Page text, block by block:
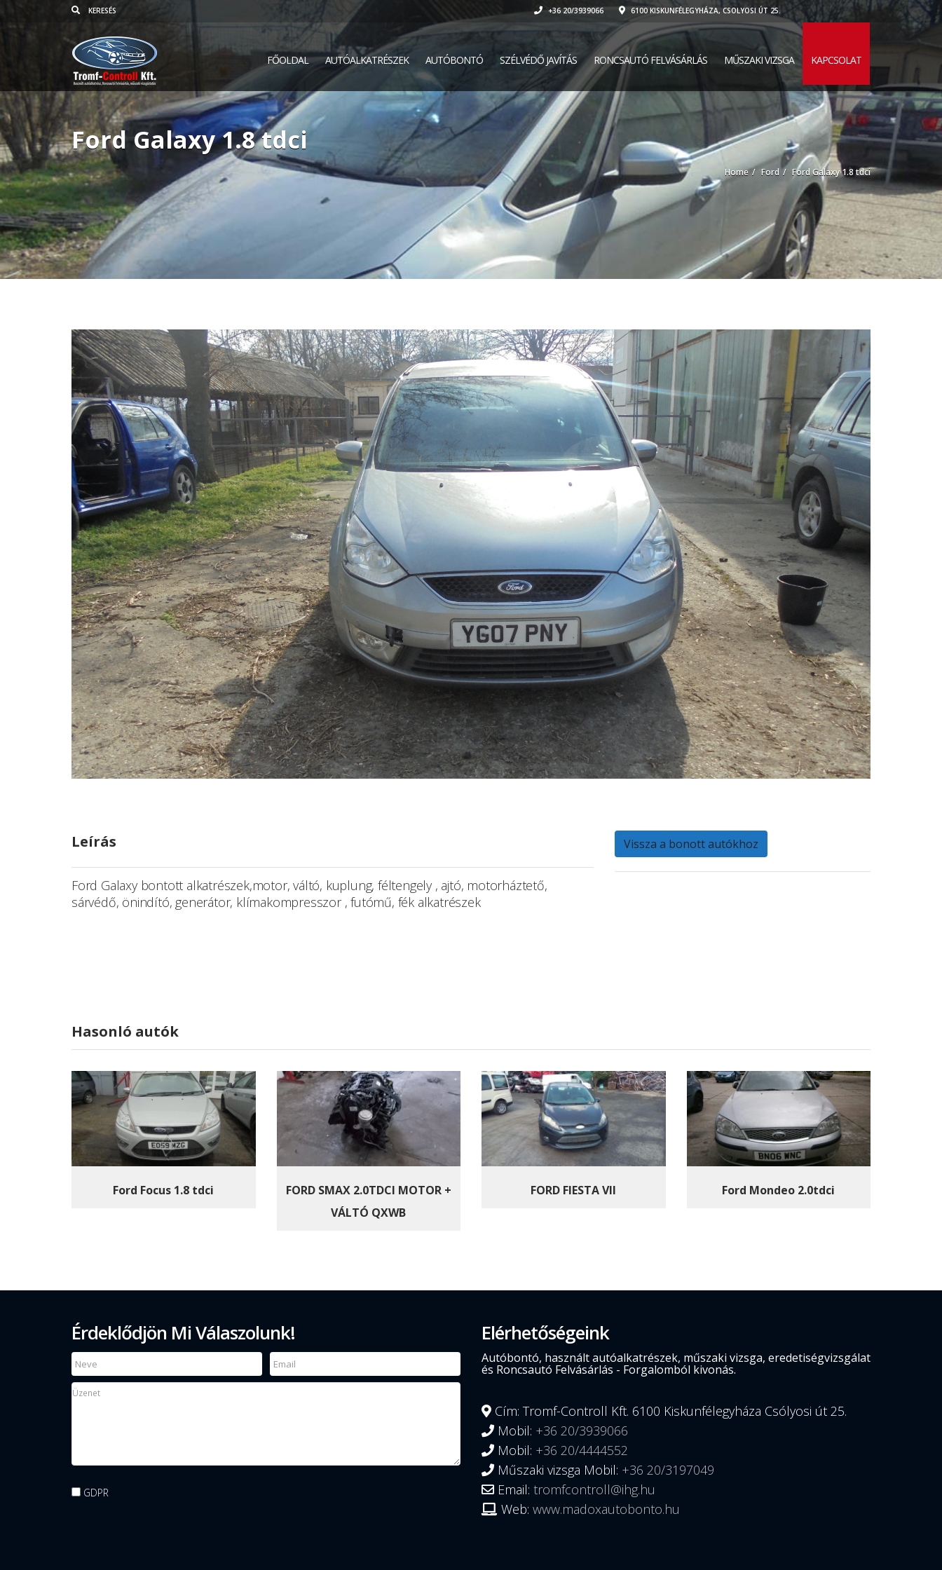
+36 20/3939066 6100 KISKUNFÉLEGYHÁZA, CSOLYOSI ÚT 25.
FŐOLDAL AUTÓALKATRÉSZEK AUTÓBONTÓ SZÉLVÉDŐ JAVÍTÁS RONCSAUTÓ FELVÁSÁRLÁS MŰSZAKI VIZSGA KAPCSOLAT
Ford Galaxy 1.8 tdci
Home Ford Ford Galaxy 1.8 tdci
Leírás
Ford Galaxy bontott alkatrészek,motor, váltó, kuplung, féltengely , ajtó, motorháztető,
sárvédő, önindító, generátor, klímakompresszor , futómű, fék alkatrészek
Vissza a bonott autókhoz
Hasonló autók
Ford Focus 1.8 tdci
FORD SMAX 2.0TDCI MOTOR +
VÁLTÓ QXWB
FORD FIESTA VII Ford Mondeo 2.0tdci
Érdeklődjön Mi Válaszolunk!
GDPR
Elérhetőségeink
Autóbontó, használt autóalkatrészek, műszaki vizsga, eredetiségvizsgálat
és Roncsautó Felvásárlás - Forgalomból kivonás.
Cím: Tromf-Controll Kft. 6100 Kiskunfélegyháza Csólyosi út 25.
Mobil: +36 20/3939066
Mobil: +36 20/4444552
Műszaki vizsga Mobil: +36 20/3197049
Email: tromfcontroll@ihg.hu
Web: www.madoxautobonto.hu